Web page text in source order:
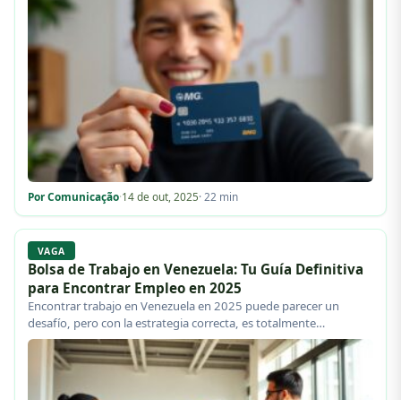
Por Comunicação·14 de out, 2025· 22 min
VAGA
Bolsa de Trabajo en Venezuela: Tu Guía Definitiva
para Encontrar Empleo en 2025
Encontrar trabajo en Venezuela en 2025 puede parecer un
desafío, pero con la estrategia correcta, es totalmente
alcanzable.…